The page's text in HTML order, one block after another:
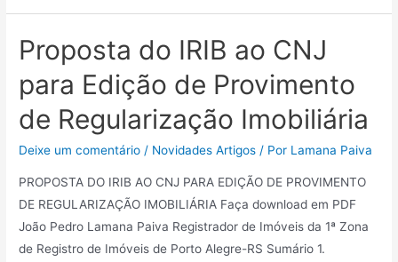
Proposta do IRIB ao CNJ
para Edição de Provimento
de Regularização Imobiliária
Deixe um comentário / Novidades Artigos / Por Lamana Paiva
PROPOSTA DO IRIB AO CNJ PARA EDIÇÃO DE PROVIMENTO
DE REGULARIZAÇÃO IMOBILIÁRIA Faça download em PDF
João Pedro Lamana Paiva Registrador de Imóveis da 1ª Zona
de Registro de Imóveis de Porto Alegre-RS Sumário 1.